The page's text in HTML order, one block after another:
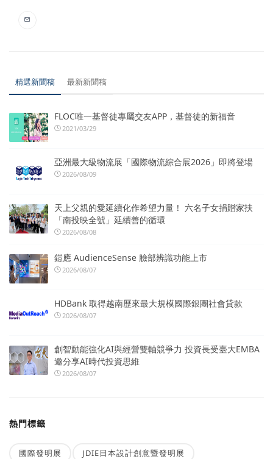
精選新聞稿 最新新聞稿
FLOC唯一基督徒專屬交友APP，基督徒的新福音
2021/03/29
亞洲最大級物流展「國際物流綜合展2026」即將登場
2026/08/09
天上父親的愛延續化作希望力量！ 六名子女捐贈家扶
「南投映全號」延續善的循環
2026/08/08
鎧應 AudienceSense 臉部辨識功能上市
2026/08/07
HDBank 取得越南歷來最大規模國際銀團社會貸款
2026/08/07
創智動能強化AI與經營雙軸競爭力 投資長受臺大EMBA
邀分享AI時代投資思維
2026/08/07
熱門標籤
國際發明展 JDIE日本設計創意暨發明展